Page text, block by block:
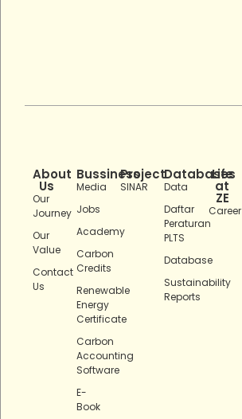
About
Us
Our
Journey
Our
Value
Contact
Us
Bussiness
Media
Jobs
Academy
Carbon
Credits
Renewable
Energy
Certificate
Carbon
Accounting
Software
E-
Book
Project
SINAR
Databases
Data
Daftar
Peraturan
PLTS
Database
Sustainability
Reports
Life
at
ZE
Career